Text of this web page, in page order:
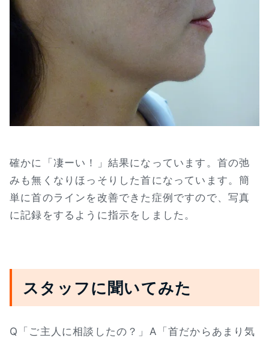
確かに「凄ーい！」結果になっています。首の弛
みも無くなりほっそりした首になっています。簡
単に首のラインを改善できた症例ですので、写真
に記録をするように指示をしました。
スタッフに聞いてみた
Q「ご主人に相談したの？」A「首だからあまり気